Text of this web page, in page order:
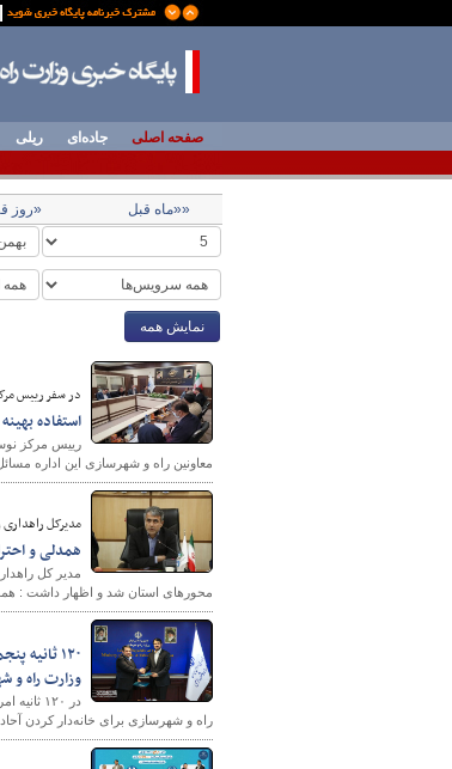
پایگاه خبری
صفحه اصلی جاده‌ای ریلی
««ماه قبل «روز
نمایش همه
در سفر رییس
استفاده
رییس مرکز
معاونین راه و شهرسازی این اداره
مدیرکل
همدلی و
مدیر کل
محورهای استان شد و اظهار داشت :
وزارت راه و
راه و شهرسازی برای خانه‌دار کردن